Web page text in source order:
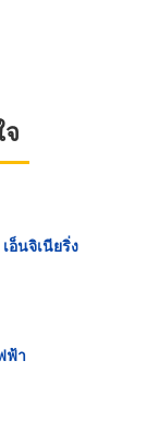
อ็นจิเนียริ่ง
ฟ้า